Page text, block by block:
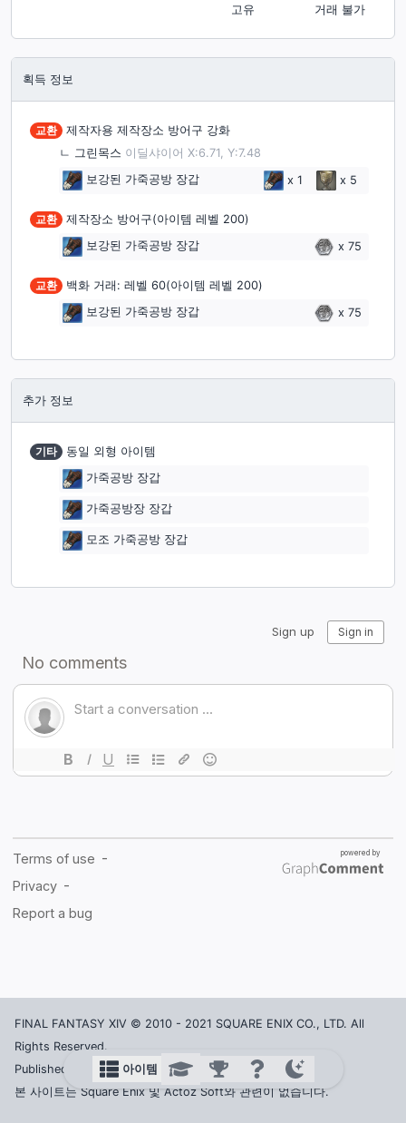
거래 불가
고유
획득 정보
교환
제작자용 제작장소 방어구 강화
ㄴ 그린목스 이딜샤이어 X:6.71, Y:7.48
보강된 가죽공방 장갑
x 1 x 5
교환
제작장소 방어구(아이템 레벨 200)
보강된 가죽공방 장갑
x 75
교환
백화 거래: 레벨 60(아이템 레벨 200)
보강된 가죽공방 장갑
x 75
추가 정보
기타
동일 외형 아이템
가죽공방 장갑
가죽공방장 장갑
모조 가죽공방 장갑
FINAL FANTASY XIV © 2010 - 2021 SQUARE ENIX CO., LTD. All
Rights Reserved.
Published in Korea by ACTOZ SOFT CO., LTD.
본 사이트는 Square Enix 및 Actoz Soft와 관련이 없습니다.
아이템